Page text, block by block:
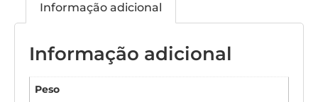
Informação adicional
Informação adicional
Peso